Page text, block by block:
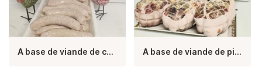
A base de viande de canard A base de viande de pintade